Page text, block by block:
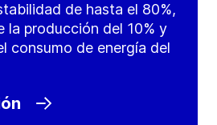
de hasta el 80%,
la producción del 10% y
consumo de energía del